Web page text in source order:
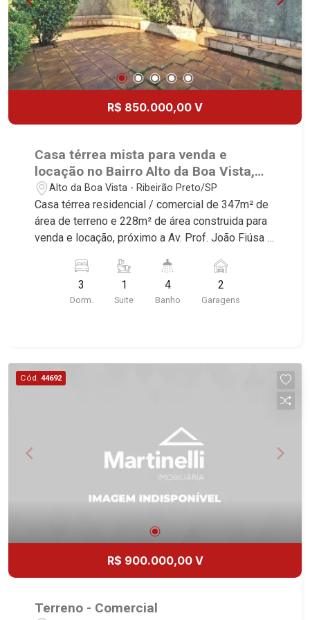
R$ 850.000,00 V
Casa térrea mista para venda e
locação no Bairro Alto da Boa Vista,
próximo a Av. Prof. João Fiúsa -
Ribeirão Preto/SP.
Alto da Boa Vista - Ribeirão Preto/SP
Casa térrea residencial / comercial de 347m² de
área de terreno e 228m² de área construida para
venda e locação, próximo a Av. Prof. João Fiúsa -
Conheça as características deste imóvel que a
Martinelli Imobiliária selecionou para você: -
347m² de área de terreno e 228m² de área
- Despensa - Área de serviço - Quintal - Corredor
lateral - Jardim - Alarme - Cerca elétrica -
desde 2000. Especialistas em Venda, Locação e
Lançamentos! Avenida João Fiúsa, 1051 - Alto da
Boa Vista | Ribeirão Preto.
3
Dorm.
1
Suite
4
Banho
2
Garagens
Cód. 44692
R$ 900.000,00 V
Terreno - Comercial